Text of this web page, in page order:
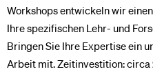
Workshops entwickeln wir
Ihre spezifischen Lehr- und
Bringen Sie Ihre Expertise ein
Arbeit mit. Zeitinvestition: circa